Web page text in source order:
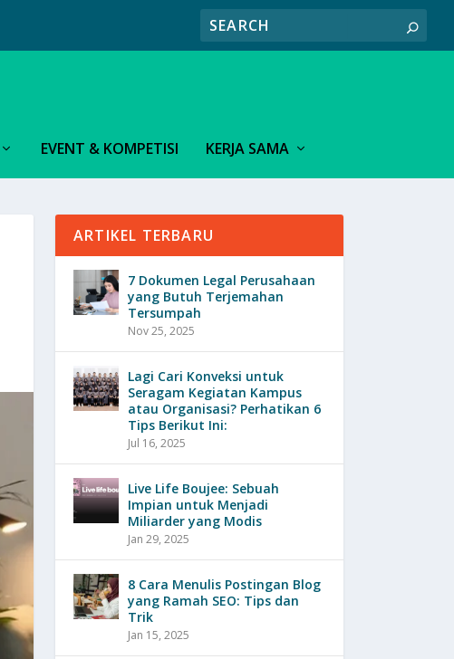
EVENT & KOMPETISI KERJA SAMA
ARTIKEL TERBARU
7 Dokumen Legal Perusahaan
yang Butuh Terjemahan
Tersumpah
Nov 25, 2025
Lagi Cari Konveksi untuk
Seragam Kegiatan Kampus
atau Organisasi? Perhatikan 6
Tips Berikut Ini:
Jul 16, 2025
Live Life Boujee: Sebuah
Impian untuk Menjadi
Miliarder yang Modis
Jan 29, 2025
8 Cara Menulis Postingan Blog
yang Ramah SEO: Tips dan
Trik
Jan 15, 2025